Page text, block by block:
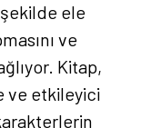
ele
ve
Kitap,
ve etkileyici